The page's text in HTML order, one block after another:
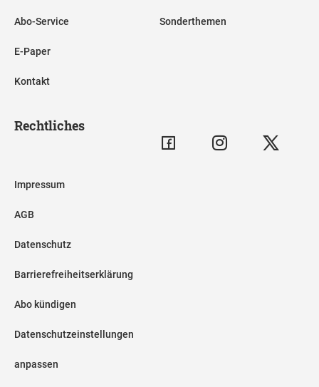
Abo-Service
E-Paper
Kontakt
Sonderthemen
Rechtliches
Impressum
AGB
Datenschutz
Barrierefreiheitserklärung
Abo kündigen
Datenschutzeinstellungen
anpassen